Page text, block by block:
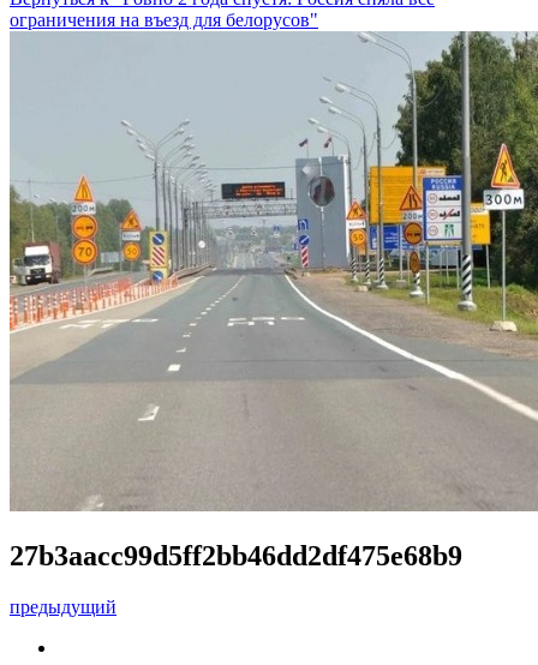
ограничения на въезд для белорусов"
27b3aacc99d5ff2bb46dd2df475e68b9
предыдущий